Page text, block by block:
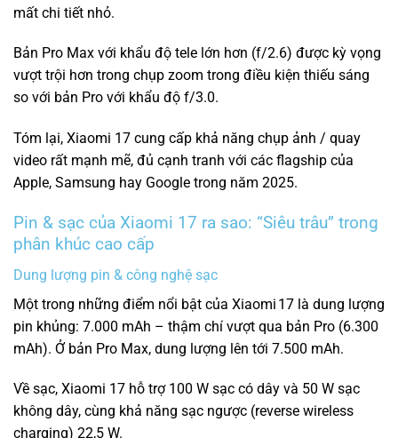
mất chi tiết nhỏ.
Bản Pro Max với khẩu độ tele lớn hơn (f/2.6) được kỳ vọng
vượt trội hơn trong chụp zoom trong điều kiện thiếu sáng
so với bản Pro với khẩu độ f/3.0.
Tóm lại, Xiaomi 17 cung cấp khả năng chụp ảnh / quay
video rất mạnh mẽ, đủ cạnh tranh với các flagship của
Apple, Samsung hay Google trong năm 2025.
Pin & sạc của Xiaomi 17 ra sao: “Siêu trâu” trong
phân khúc cao cấp
Dung lượng pin & công nghệ sạc
Một trong những điểm nổi bật của Xiaomi 17 là dung lượng
pin khủng: 7.000 mAh – thậm chí vượt qua bản Pro (6.300
mAh). Ở bản Pro Max, dung lượng lên tới 7.500 mAh.
Về sạc, Xiaomi 17 hỗ trợ 100 W sạc có dây và 50 W sạc
không dây, cùng khả năng sạc ngược (reverse wireless
charging) 22,5 W.